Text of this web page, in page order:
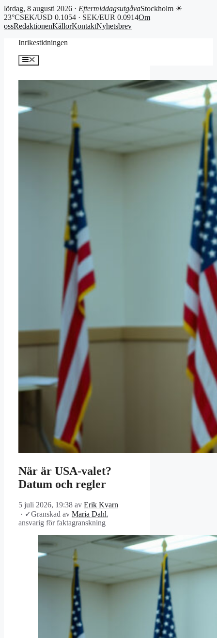
lördag, 8 augusti 2026 · EftermiddagsutgåvaStockholm ☀
23°CSEK/USD 0.1054 · SEK/EUR 0.0914Om
ossRedaktionenKällorKontaktNyhetsbrev
Inrikestidningen
Meny
När är USA-valet?
Datum och regler
5 juli 2026, 19:38 av Erik Kvarn
· ✓Granskad av Maria Dahl,
ansvarig för faktagranskning